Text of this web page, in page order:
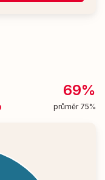
69%
průměr 75%